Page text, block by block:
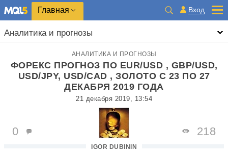
Главная Вход
Аналитика и прогнозы
АНАЛИТИКА И ПРОГНОЗЫ
ФОРЕКС ПРОГНОЗ ПО EUR/USD , GBP/USD,
USD/JPY, USD/САD , ЗОЛОТО С 23 ПО 27
ДЕКАБРЯ 2019 ГОДА
21 декабря 2019, 13:54
IGOR DUBININ
0 218